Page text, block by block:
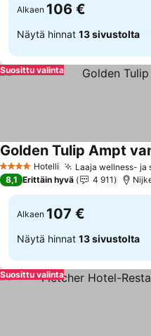
Alkaen 106 €
Näytä hinnat 13 sivustolta
Suosittu valinta
4 Tähtiluokitus
Hotelli Laaja wellness- ja
Golden Tulip Ampt
8,1 Erittäin hyvä 4 911
Alkaen 107 €
Näytä hinnat 13 sivustolta
Suosittu valinta